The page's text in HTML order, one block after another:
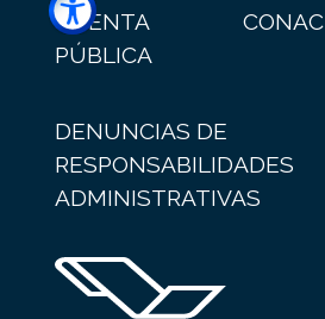
CUENTA
PÚBLICA
CONAC
DENUNCIAS DE
RESPONSABILIDADES
ADMINISTRATIVAS